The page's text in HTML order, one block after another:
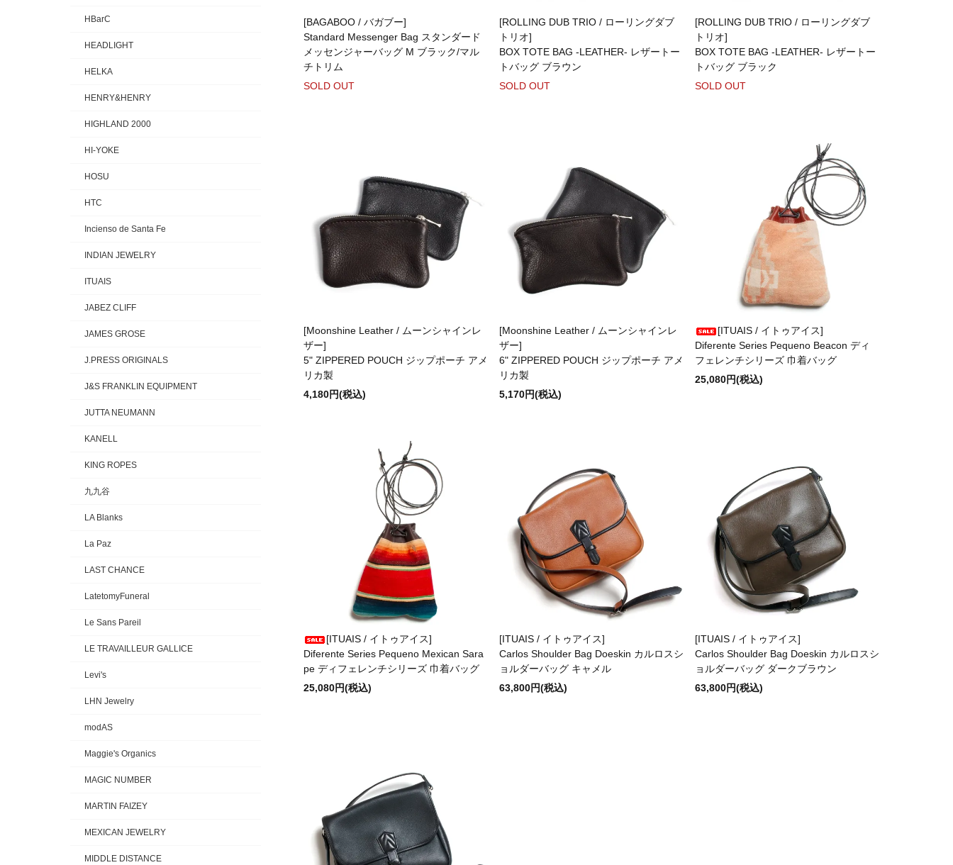
[BAGABOO / バガブー]
Standard Messenger Bag スタンダード
メッセンジャーバッグ M ブラック/マル
チトリム
SOLD OUT
[ROLLING DUB TRIO / ローリングダブ
トリオ]
BOX TOTE BAG -LEATHER- レザートー
トバッグ ブラウン
SOLD OUT
[ROLLING DUB TRIO / ローリングダブ
トリオ]
BOX TOTE BAG -LEATHER- レザートー
トバッグ ブラック
SOLD OUT
[Moonshine Leather / ムーンシャインレ
ザー]
5" ZIPPERED POUCH ジップポーチ アメ
リカ製
4,180円(税込)
[Moonshine Leather / ムーンシャインレ
ザー]
6" ZIPPERED POUCH ジップポーチ アメ
リカ製
5,170円(税込)
[ITUAIS / イトゥアイス]
Diferente Series Pequeno Beacon ディ
フェレンチシリーズ 巾着バッグ
25,080円(税込)
[ITUAIS / イトゥアイス]
Diferente Series Pequeno Mexican Sara
pe ディフェレンチシリーズ 巾着バッグ
25,080円(税込)
[ITUAIS / イトゥアイス]
Carlos Shoulder Bag Doeskin カルロスシ
ョルダーバッグ キャメル
63,800円(税込)
[ITUAIS / イトゥアイス]
Carlos Shoulder Bag Doeskin カルロスシ
ョルダーバッグ ダークブラウン
63,800円(税込)
HBarC
HEADLIGHT
HELKA
HENRY&HENRY
HIGHLAND 2000
HI-YOKE
HOSU
HTC
Incienso de Santa Fe
INDIAN JEWELRY
ITUAIS
JABEZ CLIFF
JAMES GROSE
J.PRESS ORIGINALS
J&S FRANKLIN EQUIPMENT
JUTTA NEUMANN
KANELL
KING ROPES
九九谷
LA Blanks
La Paz
LAST CHANCE
LatetomyFuneral
Le Sans Pareil
LE TRAVAILLEUR GALLICE
Levi's
LHN Jewelry
modAS
Maggie's Organics
MAGIC NUMBER
MARTIN FAIZEY
MEXICAN JEWELRY
MIDDLE DISTANCE